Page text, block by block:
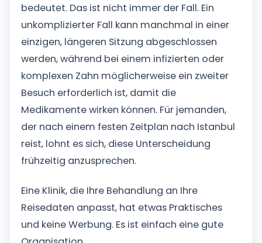
bedeutet. Das ist nicht immer der Fall. Ein
unkomplizierter Fall kann manchmal in einer
einzigen, längeren Sitzung abgeschlossen
werden, während bei einem infizierten oder
komplexen Zahn möglicherweise ein zweiter
Besuch erforderlich ist, damit die
Medikamente wirken können. Für jemanden,
der nach einem festen Zeitplan nach Istanbul
reist, lohnt es sich, diese Unterscheidung
frühzeitig anzusprechen.
Eine Klinik, die Ihre Behandlung an Ihre
Reisedaten anpasst, hat etwas Praktisches
und keine Werbung. Es ist einfach eine gute